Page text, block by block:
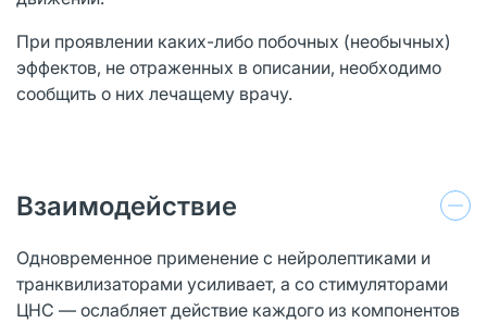
При проявлении каких-либо побочных (необычных)
эффектов, не отраженных в описании, необходимо
сообщить о них лечащему врачу.
Взаимодействие
Одновременное применение с нейролептиками и
транквилизаторами усиливает, а со стимуляторами
ЦНС — ослабляет действие каждого из компонентов